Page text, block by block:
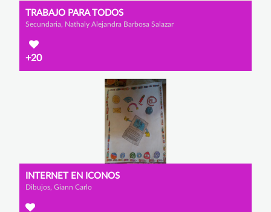
TRABAJO PARA TODOS
Secundaria, Nathaly Alejandra Barbosa Salazar
+20
INTERNET EN ICONOS
Dibujos, Giann Carlo